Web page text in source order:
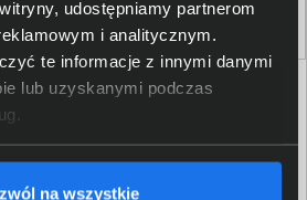
udostępniamy partnerom
i analitycznym.
te informacje z innymi danymi
lub uzyskanymi podczas
na wszystkie